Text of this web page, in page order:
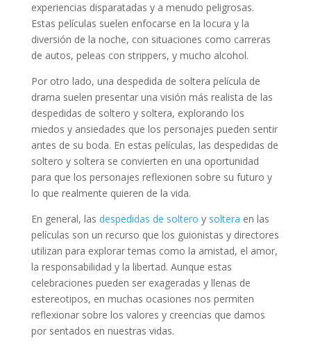
experiencias disparatadas y a menudo peligrosas.
Estas películas suelen enfocarse en la locura y la
diversión de la noche, con situaciones como carreras
de autos, peleas con strippers, y mucho alcohol.
Por otro lado, una despedida de soltera película de
drama suelen presentar una visión más realista de las
despedidas de soltero y soltera, explorando los
miedos y ansiedades que los personajes pueden sentir
antes de su boda. En estas películas, las despedidas de
soltero y soltera se convierten en una oportunidad
para que los personajes reflexionen sobre su futuro y
lo que realmente quieren de la vida.
En general, las despedidas de soltero y soltera en las
películas son un recurso que los guionistas y directores
utilizan para explorar temas como la amistad, el amor,
la responsabilidad y la libertad. Aunque estas
celebraciones pueden ser exageradas y llenas de
estereotipos, en muchas ocasiones nos permiten
reflexionar sobre los valores y creencias que damos
por sentados en nuestras vidas.